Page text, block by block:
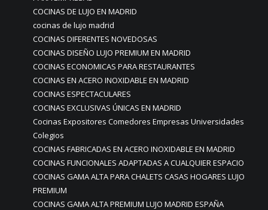
COCINAS DE LUJO EN MADRID
cocinas de lujo madrid
COCINAS DIFERENTES NOVEDOSAS
COCINAS DISEÑO LUJO PREMIUM EN MADRID
COCINAS ECONOMICAS PARA RESTAURANTES
COCINAS EN ACERO INOXIDABLE EN MADRID
COCINAS ESPECTACULARES
COCINAS EXCLUSIVAS ÚNICAS EN MADRID
Cocinas Expositores Comedores Empresas Universidades
Colegios
COCINAS FABRICADAS EN ACERO INOXIDABLE EN MADRID
COCINAS FUNCIONALES ADAPTADAS A CUALQUIER ESPACIO
COCINAS GAMA ALTA PARA CHALETS CASAS HOGARES LUJO
PREMIUM
COCINAS GAMA ALTA PREMIUM LUJO MADRID ESPAÑA